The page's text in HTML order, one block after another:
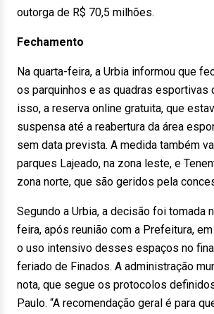
outorga de R$ 70,5 milhões.
Fechamento
Na quarta-feira, a Urbia informou que
os parquinhos e as quadras esportivas
isso, a reserva online gratuita, que
suspensa até a reabertura da área
sem data prevista. A medida também
parques Lajeado, na zona leste, e
zona norte, que são geridos pela
Segundo a Urbia, a decisão foi tomada
feira, após reunião com a Prefeitura,
o uso intensivo desses espaços no
feriado de Finados. A administração
nota, que segue os protocolos
Paulo. “A recomendação geral é para